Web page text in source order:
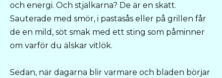
och energi. Och stjälkarna? De är en skatt.
Sauterade med smör, i pastasås eller på grillen får
de en mild, söt smak med ett sting som påminner
om varför du älskar vitlök.
Sedan, när dagarna blir varmare och bladen börjar